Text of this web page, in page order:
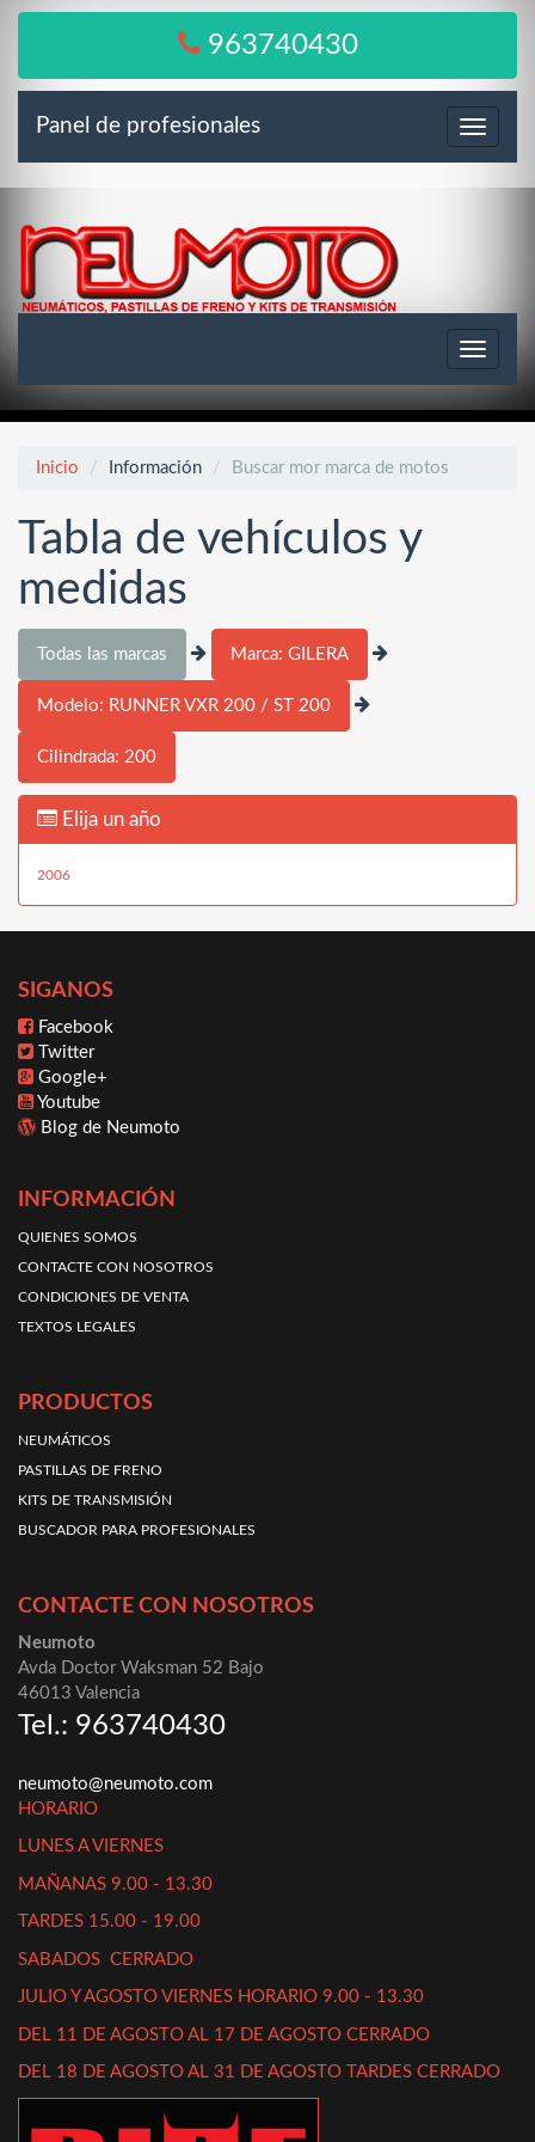
963740430
Menú
Panel de profesionales
Toggle
Inicio Información Buscar mor marca de motos
Tabla de vehículos y
medidas
Todas las marcas Marca: GILERA
Modelo: RUNNER VXR 200 / ST 200
Cilindrada: 200
Elija un año
2006
SIGANOS
Facebook
Twitter
Google+
Youtube
Blog de Neumoto
INFORMACIÓN
QUIENES SOMOS
CONTACTE CON NOSOTROS
CONDICIONES DE VENTA
TEXTOS LEGALES
PRODUCTOS
NEUMÁTICOS
PASTILLAS DE FRENO
KITS DE TRANSMISIÓN
BUSCADOR PARA PROFESIONALES
CONTACTE CON NOSOTROS
Neumoto
Avda Doctor Waksman 52 Bajo
46013 Valencia
Tel.: 963740430
neumoto@neumoto.com
HORARIO
LUNES A VIERNES
MAÑANAS 9.00 - 13.30
TARDES 15.00 - 19.00
SABADOS CERRADO
JULIO Y AGOSTO VIERNES HORARIO 9.00 - 13.30
DEL 11 DE AGOSTO AL 17 DE AGOSTO CERRADO
DEL 18 DE AGOSTO AL 31 DE AGOSTO TARDES CERRADO